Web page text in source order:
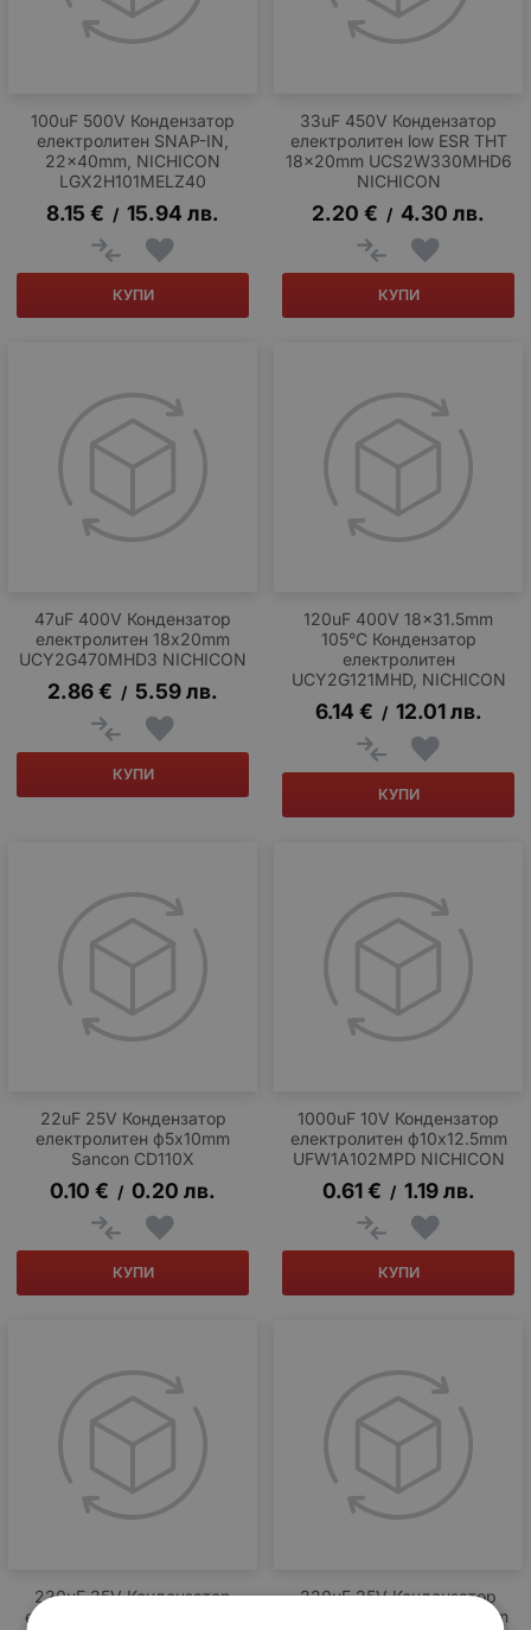
100uF 500V Кондензатор
електролитен SNAP-IN,
22x40mm, NICHICON
LGX2H101MELZ40
8.15 € / 15.94 лв.
КУПИ
33uF 450V Кондензатор
електролитен low ESR THT
18x20mm UCS2W330MHD6
NICHICON
2.20 € / 4.30 лв.
КУПИ
47uF 400V Кондензатор
електролитен 18x20mm
UCY2G470MHD3 NICHICON
2.86€ / 5.59лв.
КУПИ
120uF 400V 18x31.5mm
105°C Кондензатор
електролитен
UCY2G121MHD, NICHICON
6.14 € / 12.01 лв.
КУПИ
22uF 25V Кондензатор
електролитен ф5x10mm
Sancon CD110X
0.10 € / 0.20 лв.
КУПИ
1000uF 10V Кондензатор
електролитен ф10x12.5mm
UFW1A102MPD NICHICON
0.61 € / 1.19 лв.
КУПИ
220uF 35V Кондензатор
електролитен ф10x12.5mm
220uF 25V Кондензатор
електролитен ф12.5x20mm